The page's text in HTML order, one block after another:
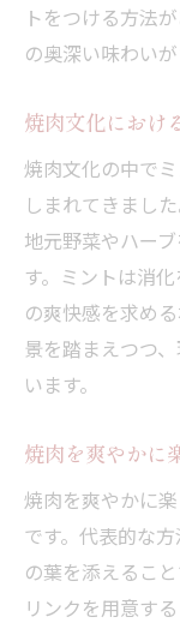
トをつける方法
の奥深い味わい
焼肉文化におけ
焼肉文化の中で
しまれてきまし
地元野菜やハー
す。ミントは消
の爽快感を求め
景を踏まえつつ
います。
焼肉を爽やかに
焼肉を爽やかに
です。代表的な
の葉を添えるこ
リンクを用意す